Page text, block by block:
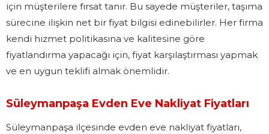
için müşterilere fırsat tanır. Bu sayede müşteriler, taşıma
sürecine ilişkin net bir fiyat bilgisi edinebilirler. Her firma
kendi hizmet politikasına ve kalitesine göre
fiyatlandırma yapacağı için, fiyat karşılaştırması yapmak
ve en uygun teklifi almak önemlidir.
Süleymanpaşa Evden Eve Nakliyat Fiyatları
Süleymanpaşa ilçesinde evden eve nakliyat fiyatları,